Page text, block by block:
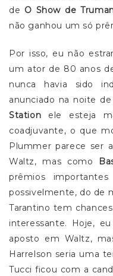
de O Show de
não ganhou um só
Por isso, eu não
um ator de 80 anos
nunca havia sido
anunciado na noite
Station ele esteja
coadjuvante, o que
Plummer parece ser
Waltz, mas como
prêmios
possivelmente, do de
Tarantino tem
interessante. Hoje,
aposto em Waltz,
Harrelson seria uma
Tucci ficou com a